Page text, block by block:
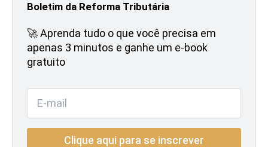
Boletim da Reforma Tributária
🚀 Aprenda tudo o que você precisa em
apenas 3 minutos e ganhe um e-book
gratuito